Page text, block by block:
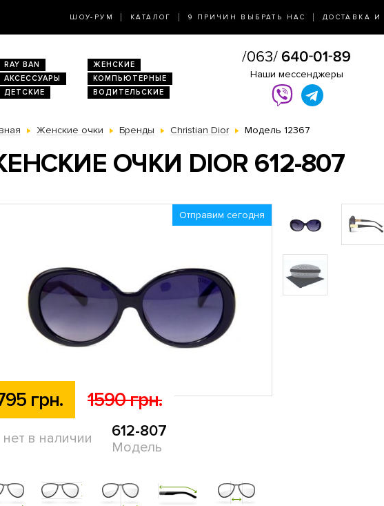
ШОУ-РУМ КАТАЛОГ 9 ПРИЧИН ВЫБРАТЬ НАС ДОСТАВКА И
RAY BAN
ЖЕНСКИЕ
АКСЕССУАРЫ
КОМПЬЮТЕРНЫЕ
ДЕТСКИЕ ВОДИТЕЛЬСКИЕ
Наши мессенджеры
Женские очки Бренды Christian Dior Модель 12367
ОЧКИ DIOR 612-807
Отправим сегодня
грн. 1590 грн.
нет в наличии 612-807
Модель